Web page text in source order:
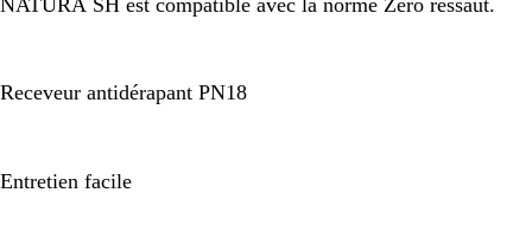
NATURA SH est compatible avec la norme Zéro ressaut.
Receveur antidérapant PN18
Entretien facile